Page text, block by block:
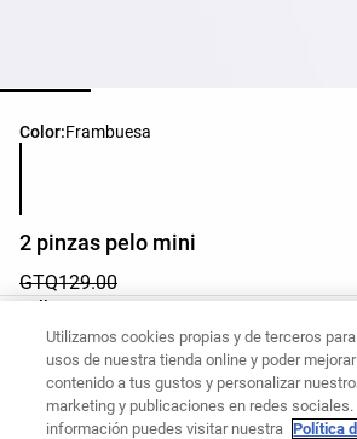
Color:Frambuesa
Lista de colores del producto
2 pinzas pelo mini
GTQ129.00
Talla
Lista de tallas del producto
03 - Talla Única
¿Quieres comprar este
Utilizamos cookies propias y de terceros
usos de nuestra tienda online y poder
contenido a tus gustos y personalizar
marketing y publicaciones en redes sociales.
información puedes visitar nuestra Política